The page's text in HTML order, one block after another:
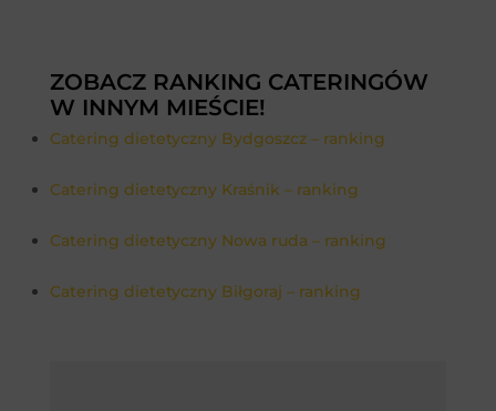
ZOBACZ RANKING CATERINGÓW
W INNYM MIEŚCIE!
Catering dietetyczny Bydgoszcz – ranking
Catering dietetyczny Kraśnik – ranking
Catering dietetyczny Nowa ruda – ranking
Catering dietetyczny Biłgoraj – ranking